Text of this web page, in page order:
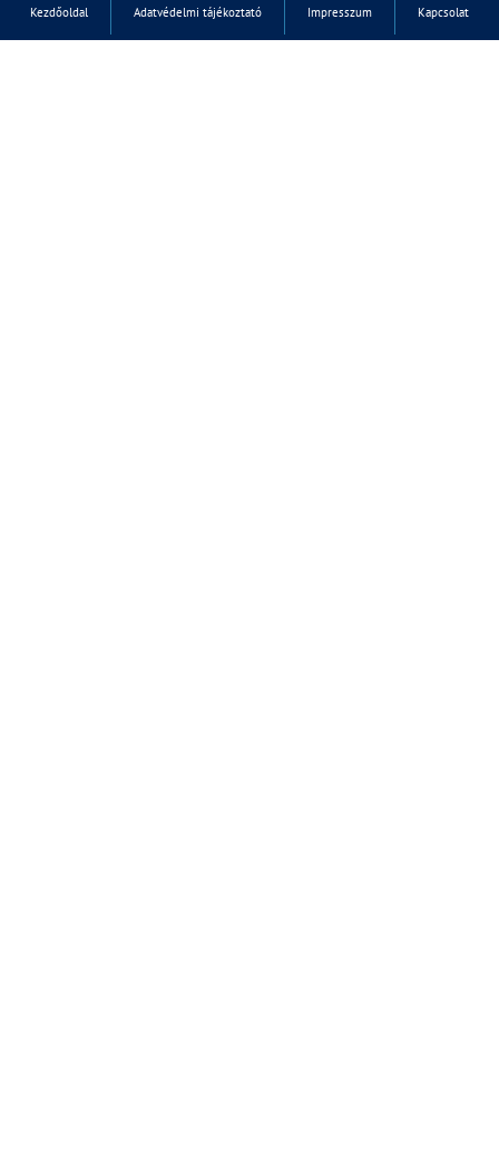
Kezdőoldal Adatvédelmi tájékoztató Impresszum Kapcsolat